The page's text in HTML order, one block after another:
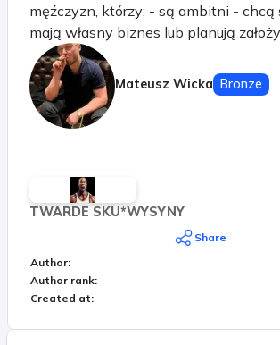
męźczyzn, którzy: - są ambitni - chcą
mają własny biznes lub planują
Mateusz Wicka Bronze
TWARDE SKU*WYSYNY
Share
Author:
Author rank:
Created at: